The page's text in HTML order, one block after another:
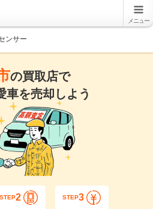
メニュー
ンサー
の買取店で
車を売却しよう
STEP2 STEP3